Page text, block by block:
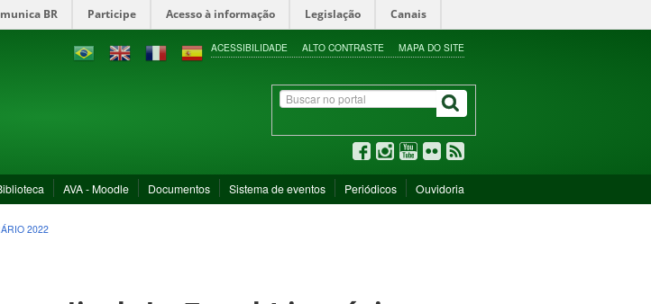
BR Participe Acesso à informação Legislação Canais
ACESSIBILIDADE ALTO CONTRASTE MAPA DO SITE
AVA - Moodle Documentos Sistema de eventos Periódicos Ouvidoria
2022